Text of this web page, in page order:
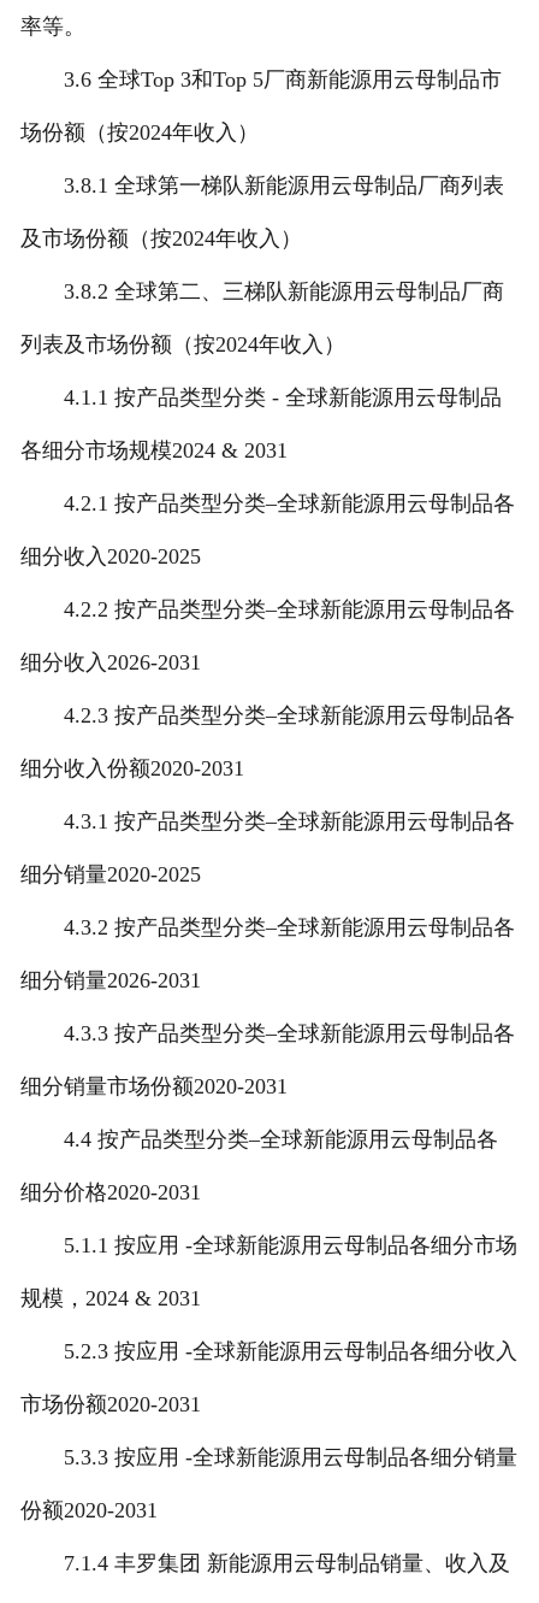
率等。
3.6 全球Top 3和Top 5厂商新能源用云母制品市
场份额（按2024年收入）
3.8.1 全球第一梯队新能源用云母制品厂商列表
及市场份额（按2024年收入）
3.8.2 全球第二、三梯队新能源用云母制品厂商
列表及市场份额（按2024年收入）
4.1.1 按产品类型分类 - 全球新能源用云母制品
各细分市场规模2024 & 2031
4.2.1 按产品类型分类–全球新能源用云母制品各
细分收入2020-2025
4.2.2 按产品类型分类–全球新能源用云母制品各
细分收入2026-2031
4.2.3 按产品类型分类–全球新能源用云母制品各
细分收入份额2020-2031
4.3.1 按产品类型分类–全球新能源用云母制品各
细分销量2020-2025
4.3.2 按产品类型分类–全球新能源用云母制品各
细分销量2026-2031
4.3.3 按产品类型分类–全球新能源用云母制品各
细分销量市场份额2020-2031
4.4 按产品类型分类–全球新能源用云母制品各
细分价格2020-2031
5.1.1 按应用 -全球新能源用云母制品各细分市场
规模，2024 & 2031
5.2.3 按应用 -全球新能源用云母制品各细分收入
市场份额2020-2031
5.3.3 按应用 -全球新能源用云母制品各细分销量
份额2020-2031
7.1.4 丰罗集团 新能源用云母制品销量、收入及